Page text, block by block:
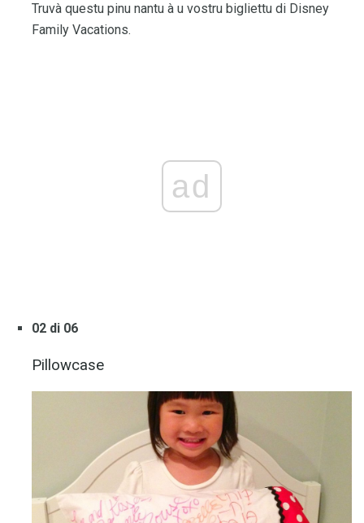
Truvà questu pinu nantu à u vostru bigliettu di Disney
Family Vacations.
ad
02 di 06
Pillowcase